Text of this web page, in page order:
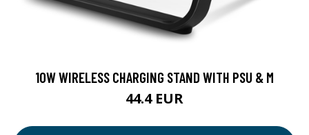
10W WIRELESS CHARGING STAND WITH PSU & M
44.4 EUR